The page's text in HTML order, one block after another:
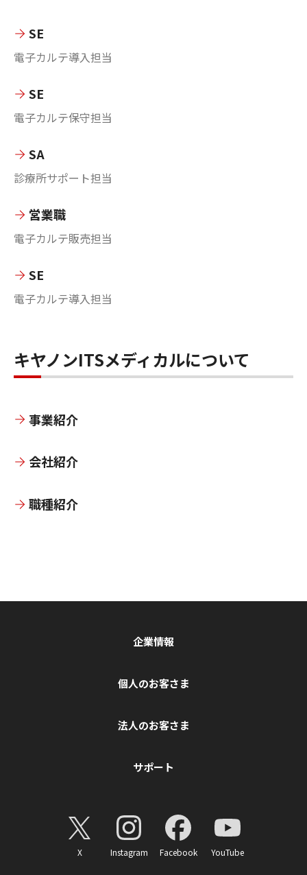
SE
電子カルテ導入担当
SE
電子カルテ保守担当
SA
診療所サポート担当
営業職
電子カルテ販売担当
SE
電子カルテ導入担当
キヤノンITSメディカルについて
事業紹介
会社紹介
職種紹介
企業情報
個人のお客さま
法人のお客さま
サポート
X Instagram Facebook YouTube